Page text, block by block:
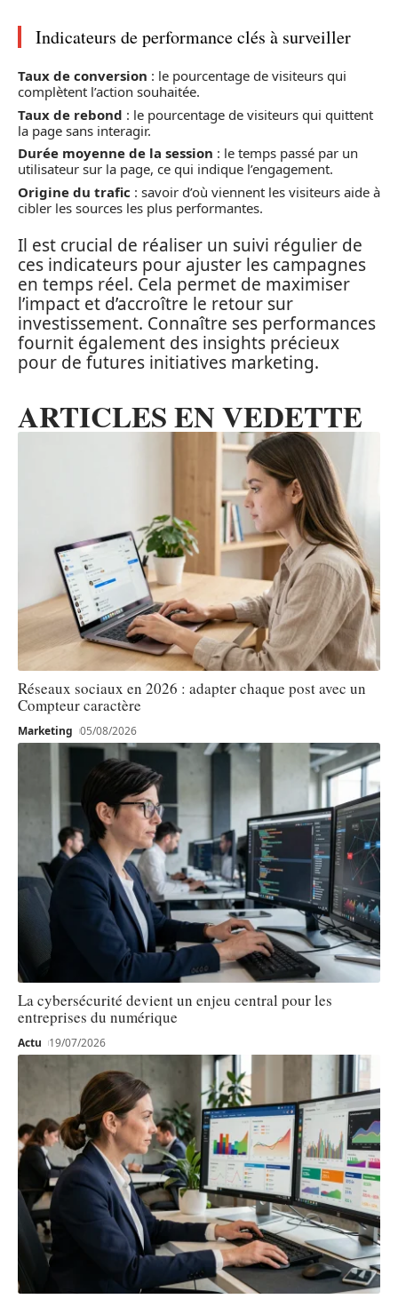
Indicateurs de performance clés à surveiller
Taux de conversion : le pourcentage de visiteurs qui
complètent l’action souhaitée.
Taux de rebond : le pourcentage de visiteurs qui quittent
la page sans interagir.
Durée moyenne de la session : le temps passé par un
utilisateur sur la page, ce qui indique l’engagement.
Origine du trafic : savoir d’où viennent les visiteurs aide à
cibler les sources les plus performantes.
Il est crucial de réaliser un suivi régulier de
ces indicateurs pour ajuster les campagnes
en temps réel. Cela permet de maximiser
l’impact et d’accroître le retour sur
investissement. Connaître ses performances
fournit également des insights précieux
pour de futures initiatives marketing.
ARTICLES EN VEDETTE
Réseaux sociaux en 2026 : adapter chaque post avec un
Compteur caractère
Marketing 05/08/2026
La cybersécurité devient un enjeu central pour les
entreprises du numérique
Actu 19/07/2026